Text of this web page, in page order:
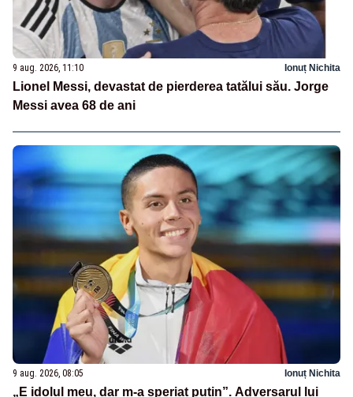
9 aug. 2026, 11:10 Ionuț Nichita
Lionel Messi, devastat de pierderea tatălui său. Jorge
Messi avea 68 de ani
9 aug. 2026, 08:05 Ionuț Nichita
„E idolul meu, dar m-a speriat puțin”. Adversarul lui